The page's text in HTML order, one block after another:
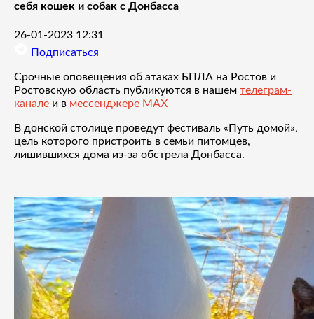
себя кошек и собак с Донбасса
26-01-2023 12:31
Подписаться
Срочные оповещения об атаках БПЛА на Ростов и
Ростовскую область публикуются в нашем телеграм-
канале и в мессенджере MAX
В донской столице проведут фестиваль «Путь домой»,
цель которого пристроить в семьи питомцев,
лишившихся дома из-за обстрела Донбасса.